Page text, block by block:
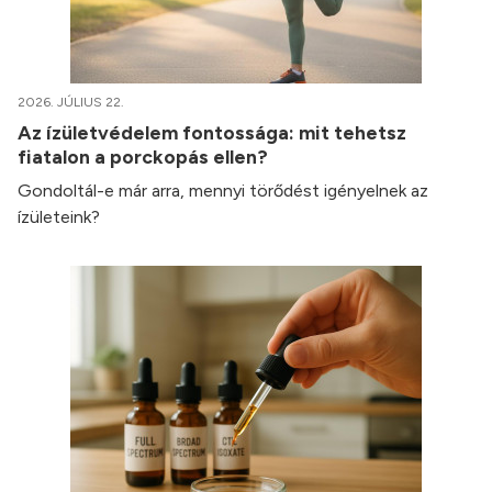
2026. JÚLIUS 22.
Az ízületvédelem fontossága: mit tehetsz
fiatalon a porckopás ellen?
Gondoltál-e már arra, mennyi törődést igényelnek az
ízületeink?